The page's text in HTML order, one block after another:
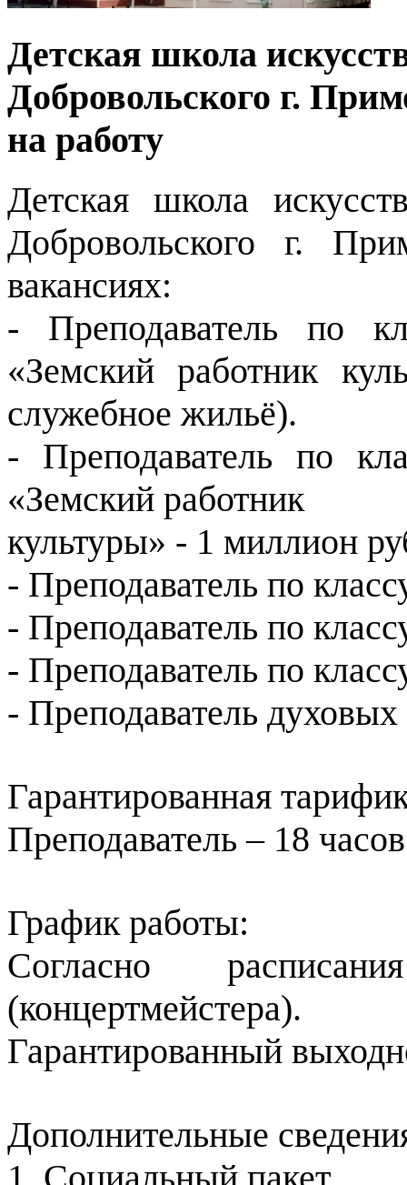
Детская школа
Добровольского г.
на работу
Детская школа
Добровольского г.
вакансиях:
- Преподаватель по
«Земский работник
служебное жильё).
- Преподаватель по
«Земский работник
культуры» - 1 миллион
- Преподаватель по
- Преподаватель по
- Преподаватель по
- Преподаватель
Гарантированная
Преподаватель – 18
График работы:
Согласно
(концертмейстера).
Гарантированный
Дополнительные